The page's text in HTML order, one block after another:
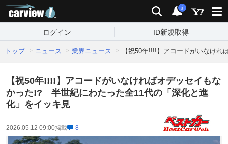
検索 通知
i
ログイン ID新規取得
トップ ニュース 業界ニュース 【祝50年!!!!】アコードがいなけ
【祝50年!!!!】アコードがいなければオデッセイもな
かった!? 半世紀にわたった全11代の「深化と進
化」をイッキ見
2026.05.12 09:00掲載 8